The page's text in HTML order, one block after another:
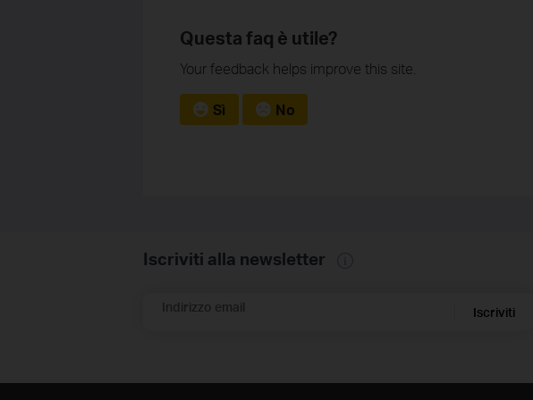
Questa faq è utile?
Your feedback helps improve this site.
Sì No
Iscriviti alla newsletter
Indirizzo email Iscriviti